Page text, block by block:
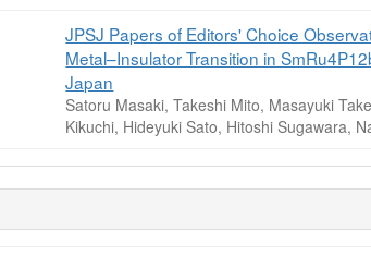
JPSJ Papers of Editors' Choice
Metal–Insulator Transition in
Japan
Satoru Masaki, Takeshi Mito, Masayuki
Kikuchi, Hideyuki Sato, Hitoshi Sugawara,